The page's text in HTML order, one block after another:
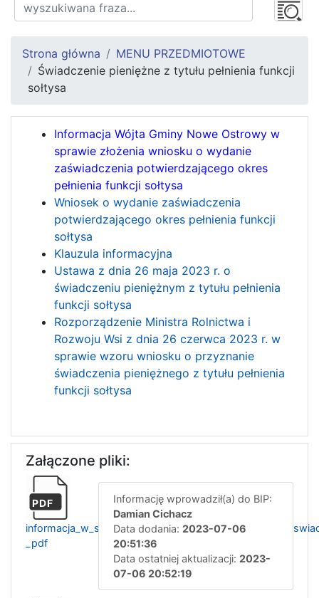
Strona główna
MENU PRZEDMIOTOWE
Świadczenie pieniężne z tytułu pełnienia funkcji
sołtysa
Informacja Wójta Gminy Nowe Ostrowy w
sprawie złożenia wniosku o wydanie
zaświadczenia potwierdzającego okres
pełnienia funkcji sołtysa
Wniosek o wydanie zaświadczenia
potwierdzającego okres pełnienia funkcji
sołtysa
Klauzula informacyjna
Ustawa z dnia 26 maja 2023 r. o
świadczeniu pieniężnym z tytułu pełnienia
funkcji sołtysa
Rozporządzenie Ministra Rolnictwa i
Rozwoju Wsi z dnia 26 czerwca 2023 r. w
sprawie wzoru wniosku o przyznanie
świadczenia pieniężnego z tytułu pełnienia
funkcji sołtysa
Załączone pliki:
PDF
_pdf
Informację wprowadził(a) do BIP:
Damian Cichacz
Data dodania: 2023-07-06
20:51:36
Data ostatniej aktualizacji: 2023-
07-06 20:52:19